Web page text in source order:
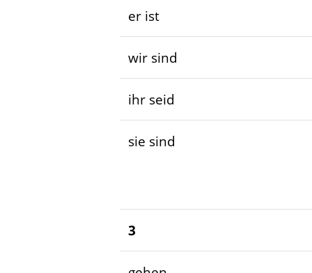
er ist
wir sind
ihr seid
sie sind
3